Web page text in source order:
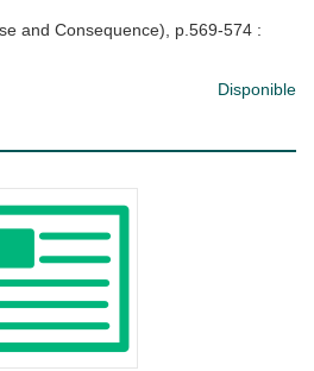
and Consequence), p.569-574 :
Disponible